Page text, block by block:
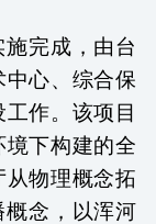
完成，由台
心、综合保
作。该项目
下构建的全
物理概念拓
概念，以浑河